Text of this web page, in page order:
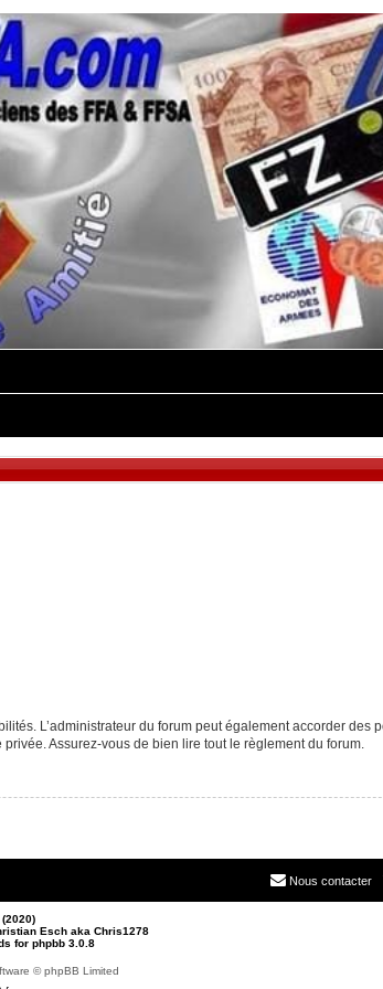
L’administrateur du forum peut également accorder des
Assurez-vous de bien lire tout le règlement du forum.
Nous contacter
Esch aka Chris1278
for phpbb 3.0.8
© phpBB Limited